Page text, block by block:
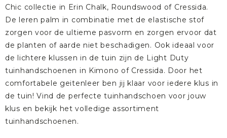
Chic collectie in Erin Chalk, Roundswood of Cressida.
De leren palm in combinatie met de elastische stof
zorgen voor de ultieme pasvorm en zorgen ervoor dat
de planten of aarde niet beschadigen. Ook ideaal voor
de lichtere klussen in de tuin zijn de Light Duty
tuinhandschoenen in Kimono of Cressida. Door het
comfortabele geitenleer ben jij klaar voor iedere klus in
de tuin! Vind de perfecte tuinhandschoen voor jouw
klus en bekijk het volledige assortiment
tuinhandschoenen.